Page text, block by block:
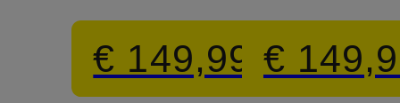
afneembare
capuchon
€ 149,99capuchon
€